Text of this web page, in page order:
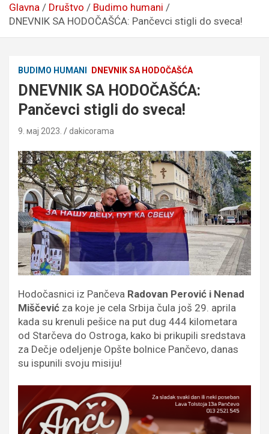
Glavna Društvo
Budimo humani
DNEVNIK SA HODOČAŠĆA: Pančevci stigli do sveca!
BUDIMO HUMANI DNEVNIK SA HODOČAŠĆA
DNEVNIK SA HODOČAŠĆA:
Pančevci stigli do sveca!
9. мај 2023. dakicorama
Hodočasnici iz Pančeva Radovan Perović i Nenad
Miščević za koje je cela Srbija čula još 29. aprila
kada su krenuli pešice na put dug 444 kilometara
od Starčeva do Ostroga, kako bi prikupili sredstava
za Dečje odeljenje Opšte bolnice Pančevo, danas
su ispunili svoju misiju!